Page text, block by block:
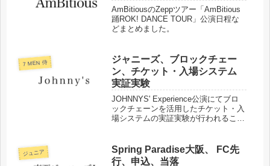
AmBitiousのZeppツアー「AmBitious
踊ROK! DANCE TOUR」公演日程な
どまとめました。
7 MEN 侍
ジャニーズ、ブロックチェー
ン、チケット・入場システム
実証実験
JOHNNYS' Experience公演にてブロ
ックチェーンを活用したチケット・入
場システムの実証実験が行われること
ジュニア
Spring Paradise大阪、 FC先
行、申込、当落